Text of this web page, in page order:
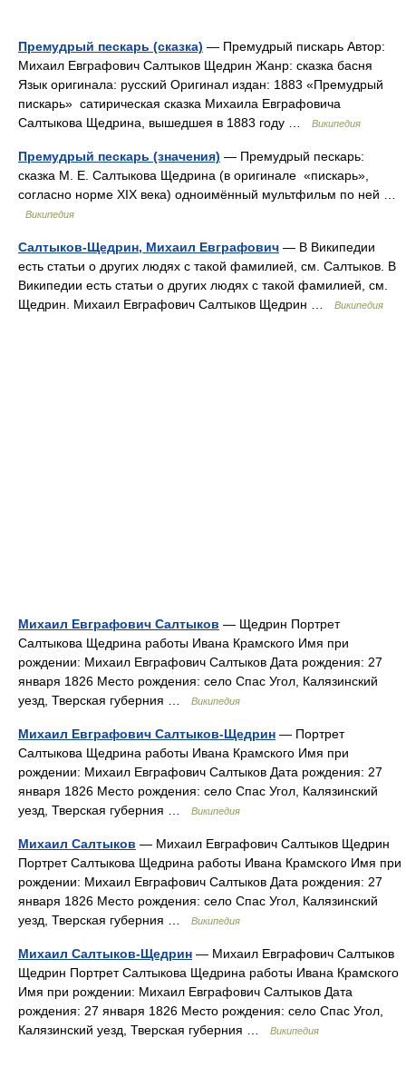
Премудрый пескарь (сказка) — Премудрый пискарь Автор:
Михаил Евграфович Салтыков Щедрин Жанр: сказка басня
Язык оригинала: русский Оригинал издан: 1883 «Премудрый
пискарь» сатирическая сказка Михаила Евграфовича
Салтыкова Щедрина, вышедшея в 1883 году …
Википедия
Премудрый пескарь (значения) — Премудрый пескарь:
сказка М. Е. Салтыкова Щедрина (в оригинале «пискарь»,
согласно норме XIX века) одноимённый мультфильм по ней …
Википедия
Салтыков-Щедрин, Михаил Евграфович — В Википедии
есть статьи о других людях с такой фамилией, см. Салтыков. В
Википедии есть статьи о других людях с такой фамилией, см.
Щедрин. Михаил Евграфович Салтыков Щедрин …
Википедия
Михаил Евграфович Салтыков — Щедрин Портрет
Салтыкова Щедрина работы Ивана Крамского Имя при
рождении: Михаил Евграфович Салтыков Дата рождения: 27
января 1826 Место рождения: село Спас Угол, Калязинский
уезд, Тверская губерния …
Википедия
Михаил Евграфович Салтыков-Щедрин — Портрет
Салтыкова Щедрина работы Ивана Крамского Имя при
рождении: Михаил Евграфович Салтыков Дата рождения: 27
января 1826 Место рождения: село Спас Угол, Калязинский
уезд, Тверская губерния …
Википедия
Михаил Салтыков — Михаил Евграфович Салтыков Щедрин
Портрет Салтыкова Щедрина работы Ивана Крамского Имя при
рождении: Михаил Евграфович Салтыков Дата рождения: 27
января 1826 Место рождения: село Спас Угол, Калязинский
уезд, Тверская губерния …
Википедия
Михаил Салтыков-Щедрин — Михаил Евграфович Салтыков
Щедрин Портрет Салтыкова Щедрина работы Ивана Крамского
Имя при рождении: Михаил Евграфович Салтыков Дата
рождения: 27 января 1826 Место рождения: село Спас Угол,
Калязинский уезд, Тверская губерния …
Википедия